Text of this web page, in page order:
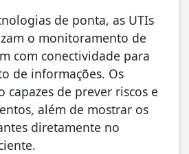
de ponta, as UTIs
o monitoramento de
com conectividade para
de informações. Os
capazes de prever riscos e
além de mostrar os
diretamente no